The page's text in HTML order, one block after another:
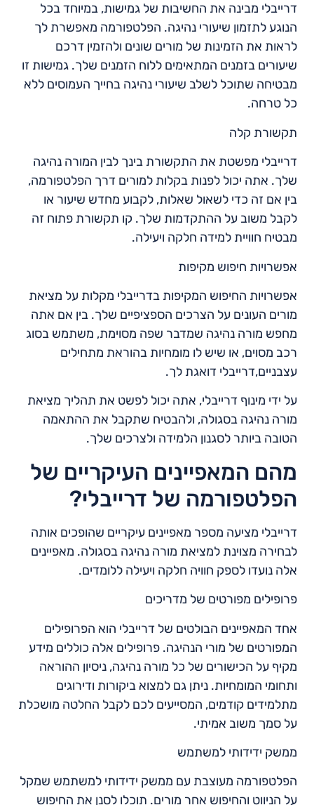
דרייבלי מבינה את החשיבות של גמישות, במיוחד בכל
הנוגע לתזמון שיעורי נהיגה. הפלטפורמה מאפשרת לך
לראות את הזמינות של מורים שונים ולהזמין דרכם
שיעורים בזמנים המתאימים ללוח הזמנים שלך. גמישות זו
מבטיחה שתוכל לשלב שיעורי נהיגה בחייך העמוסים ללא
כל טרחה.
תקשורת קלה
דרייבלי מפשטת את התקשורת בינך לבין המורה נהיגה
שלך. אתה יכול לפנות בקלות למורים דרך הפלטפורמה,
בין אם זה כדי לשאול שאלות, לקבוע מחדש שיעור או
לקבל משוב על ההתקדמות שלך. קו תקשורת פתוח זה
מבטיח חוויית למידה חלקה ויעילה.
אפשרויות חיפוש מקיפות
אפשרויות החיפוש המקיפות בדרייבלי מקלות על מציאת
מורים העונים על הצרכים הספציפיים שלך. בין אם אתה
מחפש מורה נהיגה שמדבר שפה מסוימת, משתמש בסוג
רכב מסוים, או שיש לו מומחיות בהוראת מתחילים
עצבניים,דרייבלי דואגת לך.
על ידי מינוף דרייבלי, אתה יכול לפשט את תהליך מציאת
מורה נהיגה בסגולה, ולהבטיח שתקבל את ההתאמה
הטובה ביותר לסגנון הלמידה ולצרכים שלך.
מהם המאפיינים העיקריים של
הפלטפורמה של דרייבלי?
דרייבלי מציעה מספר מאפיינים עיקריים שהופכים אותה
לבחירה מצוינת למציאת מורה נהיגה בסגולה. מאפיינים
אלה נועדו לספק חוויה חלקה ויעילה ללומדים.
פרופילים מפורטים של מדריכים
אחד המאפיינים הבולטים של דרייבלי הוא הפרופילים
המפורטים של מורי הנהיגה. פרופילים אלה כוללים מידע
מקיף על הכישורים של כל מורה נהיגה, ניסיון ההוראה
ותחומי המומחיות. ניתן גם למצוא ביקורות ודירוגים
מתלמידים קודמים, המסייעים לכם לקבל החלטה מושכלת
על סמך משוב אמיתי.
ממשק ידידותי למשתמש
הפלטפורמה מעוצבת עם ממשק ידידותי למשתמש שמקל
על הניווט והחיפוש אחר מורים. תוכלו לסנן את החיפוש